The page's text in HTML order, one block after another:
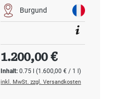
Burgund
Inhalt:0.75 l(1.600,00 € / 1 l)
Regulärer Preis:
1.200,00 €
inkl. MwSt. zzgl. Versandkosten